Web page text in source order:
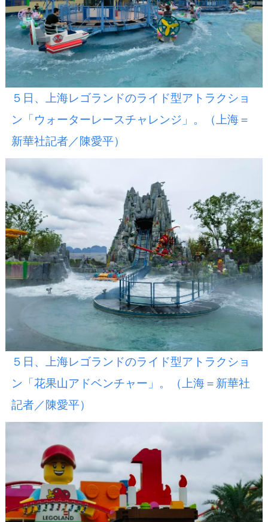
５日、上海レゴランドのライド型アトラクショ
ン「ウォーターレースチャレンジ」。（上海＝
新華社記者／陳愛平）
５日、上海レゴランドのライド型アトラクショ
ン「花果山アドベンチャー」。（上海＝新華社
記者／陳愛平）